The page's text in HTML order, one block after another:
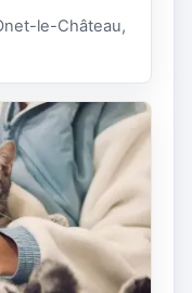
le-Château,